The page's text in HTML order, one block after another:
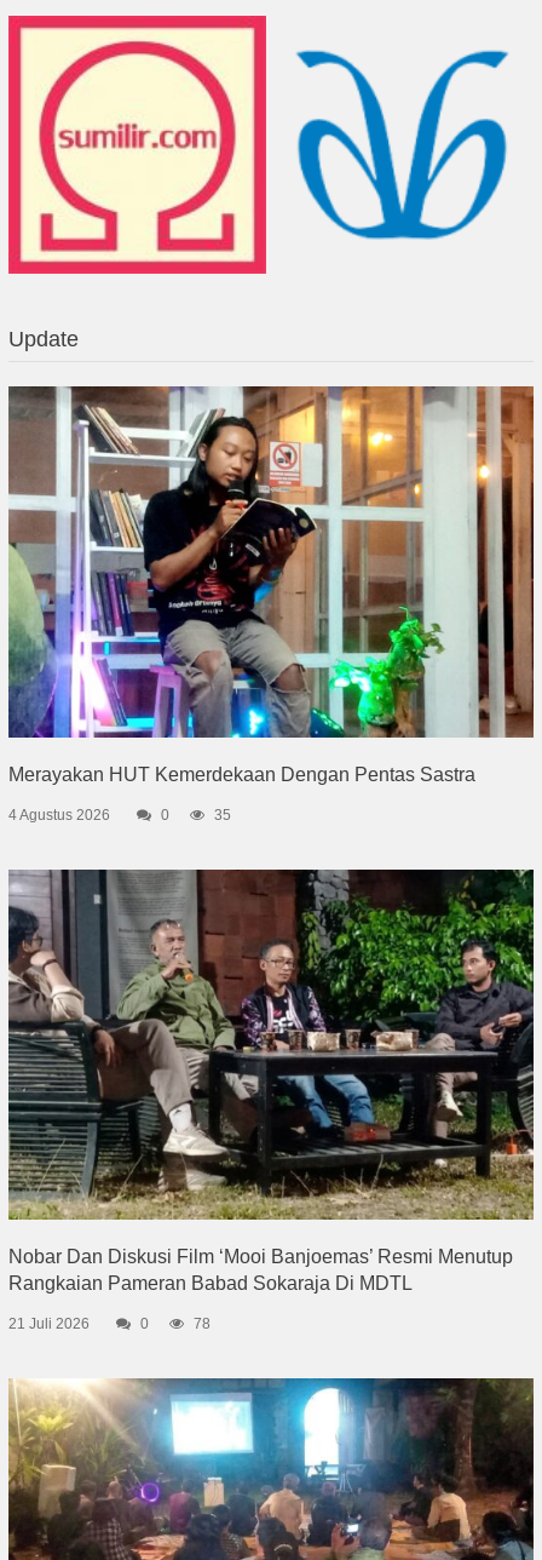
Update
Merayakan HUT Kemerdekaan Dengan Pentas Sastra
4 Agustus 2026 0 35
Nobar Dan Diskusi Film ‘Mooi Banjoemas’ Resmi Menutup
Rangkaian Pameran Babad Sokaraja Di MDTL
21 Juli 2026 0 78